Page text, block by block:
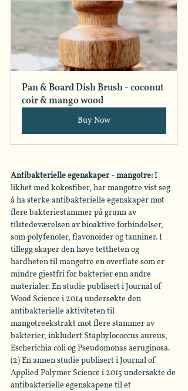
Pan & Board Dish Brush - coconut
coir & mango wood
Buy Now
Antibakterielle egenskaper - mangotre: I
likhet med kokosfiber, har mangotre vist seg
å ha sterke antibakterielle egenskaper mot
flere bakteriestammer på grunn av
tilstedeværelsen av bioaktive forbindelser,
som polyfenoler, flavonoider og tanniner. I
tillegg skaper den høye tettheten og
hardheten til mangotre en overflate som er
mindre gjestfri for bakterier enn andre
materialer. En studie publisert i Journal of
Wood Science i 2014 undersøkte den
antibakterielle aktiviteten til
mangotreekstrakt mot flere stammer av
bakterier, inkludert Staphylococcus aureus,
Escherichia coli og Pseudomonas aeruginosa.
(2) En annen studie publisert i Journal of
Applied Polymer Science i 2015 undersøkte de
antibakterielle egenskapene til et